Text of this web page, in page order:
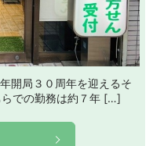
開局３０周年を迎えるそ
での勤務は約７年 […]